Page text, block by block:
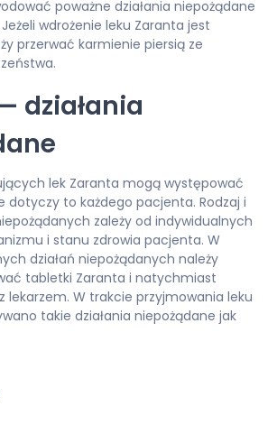
poważne działania niepożądane
wdrożenie leku Zaranta jest
przerwać karmienie piersią ze
działania
lek Zaranta mogą występować
dotyczy to każdego pacjenta. Rodzaj i
zależy od indywidualnych
i stanu zdrowia pacjenta. W
działań niepożądanych należy
tabletki Zaranta i natychmiast
lekarzem. W trakcie przyjmowania leku
takie działania niepożądane jak